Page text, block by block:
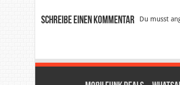
Schreibe einen Kommentar Du musst